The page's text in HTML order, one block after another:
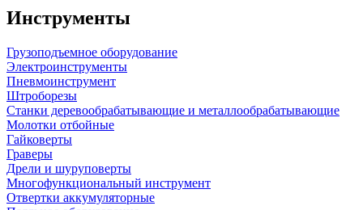
Инструменты
Грузоподъемное оборудование
Электроинструменты
Пневмоинструмент
Штроборезы
Станки деревообрабатывающие и металлообрабатывающие
Молотки отбойные
Гайковерты
Граверы
Дрели и шуруповерты
Многофункциональный инструмент
Отвертки аккумуляторные